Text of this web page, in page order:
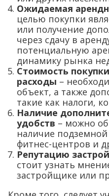
Ожидаемая
целью покупки
или получение
через сдачу в
потенциальную
динамику рынка
Стоимость
расходы –
объект, а также
такие как налоги,
Наличие
удобств – можно
наличие
фитнес-центров и
Репутацию
стоит узнать
застройщике или